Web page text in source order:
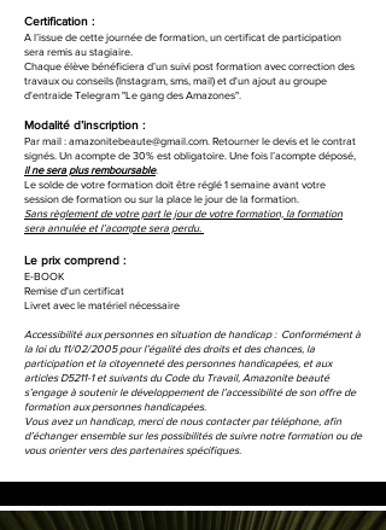
Certification :
A l’issue de cette journée de formation, un certificat de participation
sera remis au stagiaire.
Chaque élève bénéficiera d’un suivi post formation avec correction des
travaux ou conseils (Instagram, sms, mail) et d'un ajout augroupe
d'entraide Telegram "Le gang des Amazones".
Modalité d’inscription :
Par mail :amazonitebeaute@gmail.com . Retourner le devis et le contrat
signés. Un acompte de 30% est obligatoire. Une fois l’acompte déposé,
il ne sera plus remboursable.
Le solde de votre formation doit être réglé 1 semaine avant votre
session de formation ou sur la place le jour de la formation.
Sans règlement de votre part le jour de votre formation, la formation
sera annulée et l’acompte sera perdu.
Le prix comprend :
E-BOOK
Remise d'un certificat
Livret avec le matériel nécessaire
Accessibilité aux personnes en situation de handicap : Conformément à
la loi du 11/02/2005 pour l’égalité des droits et des chances, la
participation et la citoyenneté des personnes handicapées, et aux
articles D5211-1 et suivants du Code du Travail, Amazonite beauté
s’engage à soutenir le développement de l’accessibilité de son offre de
formation aux personnes handicapées.
Vous avez un handicap, merci de nous contacter par téléphone, afin
d’échanger ensemble sur les possibilités de suivre notre formation ou de
vous orienter vers des partenaires spécifiques.